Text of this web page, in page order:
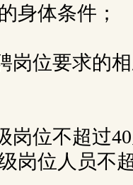
身体条件；
岗位要求的
岗位不超过
岗位人员不